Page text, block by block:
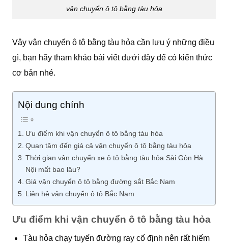
vận chuyển ô tô bằng tàu hỏa
Vậy vận chuyển ô tô bằng tàu hỏa cần lưu ý những điều
gì, bạn hãy tham khảo bài viết dưới đây để có kiến thức
cơ bản nhé.
Nội dung chính
Ưu điểm khi vận chuyển ô tô bằng tàu hỏa
Quan tâm đến giá cả vận chuyển ô tô bằng tàu hỏa
Thời gian vận chuyển xe ô tô bằng tàu hỏa Sài Gòn Hà
Nội mất bao lâu?
Giá vận chuyển ô tô bằng đường sắt Bắc Nam
Liên hệ vận chuyển ô tô Bắc Nam
Ưu điểm khi vận chuyển ô tô bằng tàu hỏa
Tàu hỏa chạy tuyến đường ray cố định nên rất hiếm